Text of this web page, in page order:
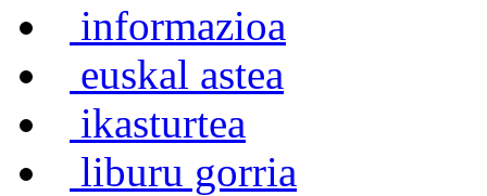
informazioa
euskal astea
ikasturtea
liburu gorria